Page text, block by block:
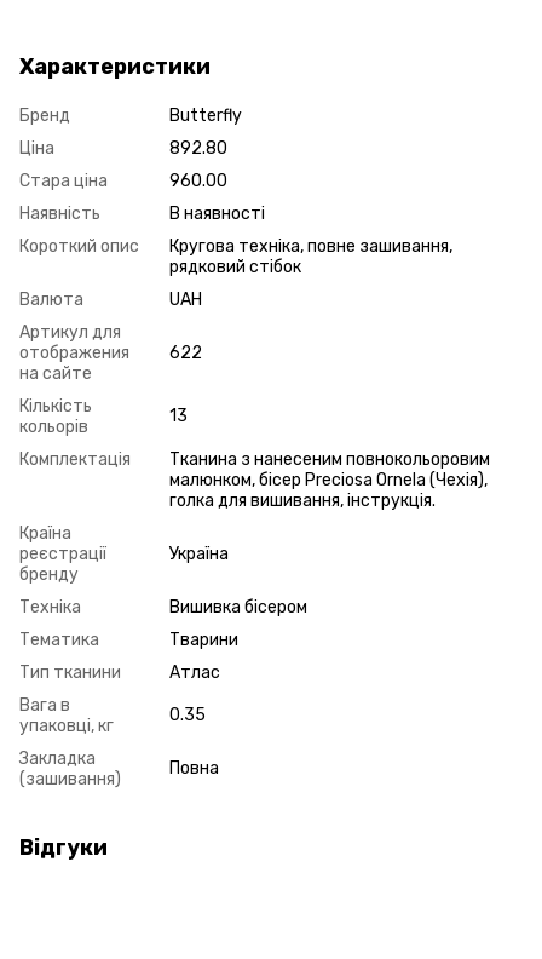
Характеристики
Бренд
Butterfly
Ціна
892.80
Стара ціна
960.00
Наявність
В наявності
Короткий опис
Кругова техніка, повне зашивання,
рядковий стібок
Валюта
UAH
Артикул для
отображения
на сайте
622
Кількість
кольорів
13
Комплектація
Тканина з нанесеним повнокольоровим
малюнком, бісер Preciosa Ornela (Чехія),
голка для вишивання, інструкція.
Країна
реєстрації
бренду
Україна
Техніка
Вишивка бісером
Тематика
Тварини
Тип тканини
Атлас
Вага в
упаковці, кг
0.35
Закладка
(зашивання)
Повна
Відгуки